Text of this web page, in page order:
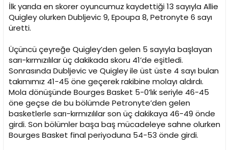
İlk yarıda en skorer oyuncumuz kaydettiği 13 sayıyla Allie
Quigley olurken Dubljevic 9, Epoupa 8, Petronyte 6 sayı
üretti.
Üçüncü çeyreğe Quigley’den gelen 5 sayıyla başlayan
sarı-kırmızılılar üç dakikada skoru 41’de eşitledi.
Sonrasında Dubljevic ve Quigley ile üst üste 4 sayı bulan
takımımız 41-45 öne geçerek rakibine molayı aldırdı.
Mola dönüşünde Bourges Basket 5-0’lık seriyle 46-45
öne geçse de bu bölümde Petronyte’den gelen
basketlerle sarı-kırmızılılar son üç dakikaya 46-49 önde
girdi. Son bölümler başa baş mücadeleye sahne olurken
Bourges Basket final periyoduna 54-53 önde girdi.